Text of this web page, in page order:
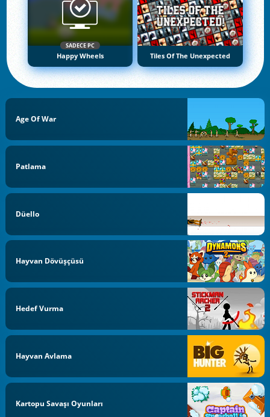
SADECE PC
Happy Wheels Tiles Of The Unexpected
Age Of War
Patlama
Düello
Hayvan Dövüşçüsü
Hedef Vurma
Hayvan Avlama
Kartopu Savaşı Oyunları